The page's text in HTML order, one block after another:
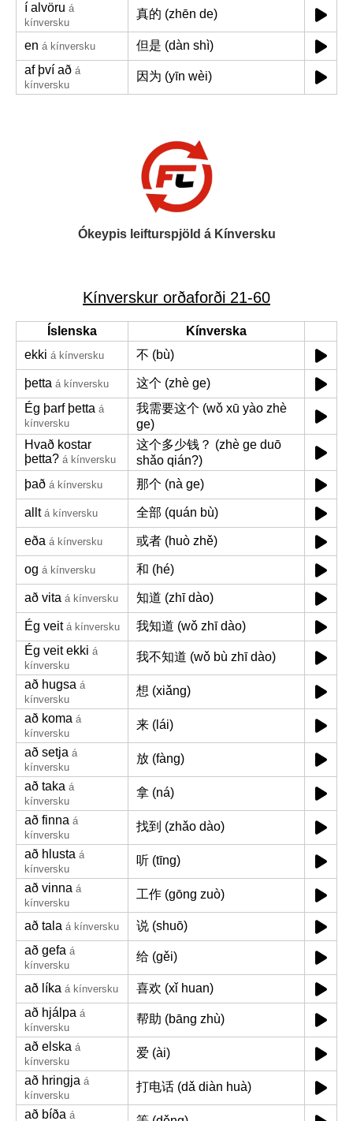
í alvöru á
kínversku
真的 (zhēn de)
en á kínversku
但是 (dàn shì)
af því að á
kínversku
因为 (yīn wèi)
Ókeypis leifturspjöld á Kínversku
Kínverskur orðaforði 21-60
Íslenska
Kínverska
ekki á kínversku 不 (bù)
þetta á kínversku
这个 (zhè ge)
Ég þarf þetta á
kínversku
我需要这个 (wǒ xū yào zhè
ge)
Hvað kostar
þetta? á kínversku
这个多少钱？ (zhè ge duō
shǎo qián?)
það á kínversku 那个 (nà ge)
allt á kínversku 全部 (quán bù)
eða á kínversku 或者 (huò zhě)
og á kínversku 和 (hé)
að vita á kínversku 知道 (zhī dào)
Ég veit á kínversku
我知道 (wǒ zhī dào)
Ég veit ekki á
kínversku
我不知道 (wǒ bù zhī dào)
að hugsa á
kínversku
想 (xiǎng)
að koma á
kínversku
来 (lái)
að setja á
kínversku
放 (fàng)
að taka á
kínversku
拿 (ná)
að finna á
kínversku
找到 (zhǎo dào)
að hlusta á
kínversku
听 (tīng)
að vinna á
kínversku
工作 (gōng zuò)
að tala á kínversku
说 (shuō)
að gefa á
kínversku
给 (gěi)
að líka á kínversku
喜欢 (xǐ huan)
að hjálpa á
kínversku
帮助 (bāng zhù)
að elska á
kínversku
爱 (ài)
að hringja á
kínversku
打电话 (dǎ diàn huà)
að bíða á